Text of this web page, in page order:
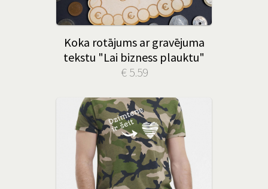
Koka rotājums ar gravējuma
tekstu "Lai bizness plauktu"
€ 5.59